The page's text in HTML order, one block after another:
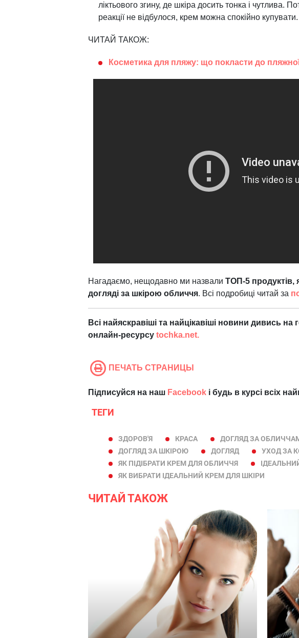
ліктьового згину, де шкіра досить тонка і чутлива.
реакції не відбулося, крем можна спокійно купувати.
ЧИТАЙ ТАКОЖ:
Косметика для пляжу: що покласти до
Нагадаємо, нещодавно ми назвали ТОП-5 продуктів,
догляді за шкірою обличчя. Всі подробиці читай за
Всі найяскравіші та найцікавіші новини дивись на
онлайн-ресурсу tochka.net.
ПЕЧАТЬ СТРАНИЦЫ
Підписуйся на наш Facebook і будь в курсі всіх
ТЕГИ
ЗДОРОВ'Я КРАСА ДОГЛЯД ЗА
ДОГЛЯД ЗА ШКІРОЮ
ДОГЛЯД
УХОД ЗА
ЯК ПІДІБРАТИ КРЕМ ДЛЯ ОБЛИЧЧЯ
ЯК ВИБРАТИ ІДЕАЛЬНИЙ КРЕМ ДЛЯ ШКІРИ
ЧИТАЙ ТАКОЖ